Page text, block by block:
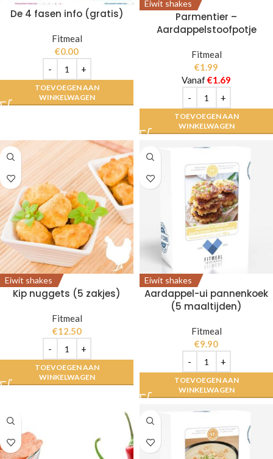
De 4 fasen info (gratis)
Fitmeal
€0.00
TOEVOEGEN AAN
WINKELWAGEN
Eiwit shakes
Parmentier –
Aardappelstoofpotje
Fitmeal
€1.99
Vanaf€1.69
TOEVOEGEN AAN
WINKELWAGEN
Eiwit shakes
Kip nuggets (5 zakjes)
Fitmeal
€12.50
TOEVOEGEN AAN
WINKELWAGEN
Eiwit shakes
Aardappel-ui pannenkoek
(5 maaltijden)
Fitmeal
€9.90
TOEVOEGEN AAN
WINKELWAGEN